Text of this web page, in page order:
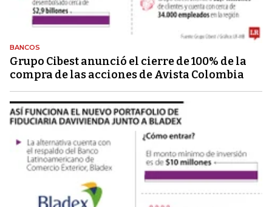
BANCOS
Grupo Cibest anunció el cierre de 100% de la
compra de las acciones de Avista Colombia